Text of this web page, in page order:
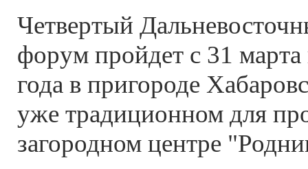
Четвертый
форум пройдет с 31
года в пригороде
уже традиционном для
загородном центре